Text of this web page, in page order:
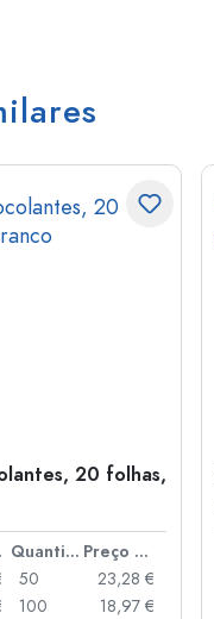
20 folhas,
Quantidade
Preço por peça
50
23,28 €
100
18,97 €